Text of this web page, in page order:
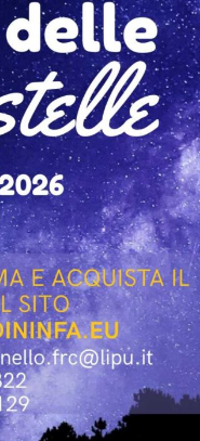
regalato al
e spontaneità,
“Un Mare di
di proiezioni, ma
ai protagonisti e